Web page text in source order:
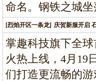
命名。钢铁之城
[烈焰开区一条龙] 庆贺新服开启
掌趣科技旗下全
火热上线，4月19
们打造更流畅的